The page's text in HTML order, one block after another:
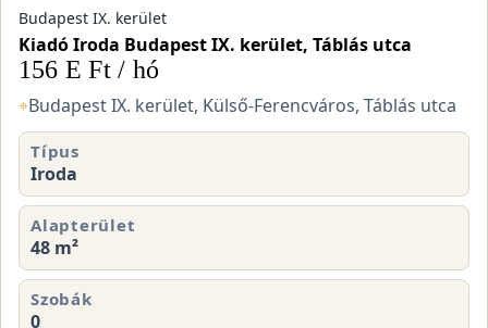
Budapest IX. kerület
Kiadó Iroda Budapest IX. kerület, Táblás utca
156 E Ft / hó
⌖Budapest IX. kerület, Külső-Ferencváros, Táblás utca
Típus
Iroda
Alapterület
48 m²
Szobák
0